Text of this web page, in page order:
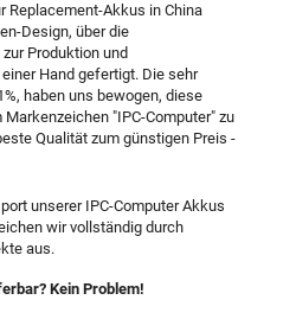
Akkus in China
Design, über die
Produktion und
Hand gefertigt. Die sehr
haben uns bewogen, diese
"IPC-Computer" zu
Qualität zum günstigen Preis -
unserer IPC-Computer Akkus
wir vollständig durch
aus.
Kein Problem!